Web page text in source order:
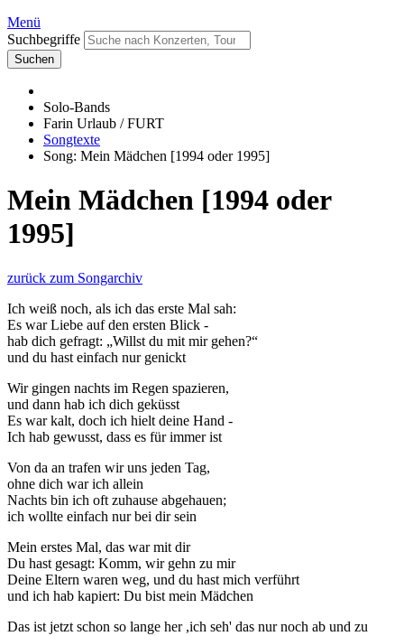
Menü
Suchbegriffe
Suchen
Solo-Bands
Farin Urlaub / FURT
Songtexte
Song: Mein Mädchen [1994 oder 1995]
Mein Mädchen [1994 oder
1995]
zurück zum Songarchiv
Ich weiß noch, als ich das erste Mal sah:
Es war Liebe auf den ersten Blick -
hab dich gefragt: „Willst du mit mir gehen?“
und du hast einfach nur genickt
Wir gingen nachts im Regen spazieren,
und dann hab ich dich geküsst
Es war kalt, doch ich hielt deine Hand -
Ich hab gewusst, dass es für immer ist
Von da an trafen wir uns jeden Tag,
ohne dich war ich allein
Nachts bin ich oft zuhause abgehauen;
ich wollte einfach nur bei dir sein
Mein erstes Mal, das war mit dir
Du hast gesagt: Komm, wir gehn zu mir
Deine Eltern waren weg, und du hast mich verführt
und ich hab kapiert: Du bist mein Mädchen
Das ist jetzt schon so lange her ,ich seh' das nur noch ab und zu